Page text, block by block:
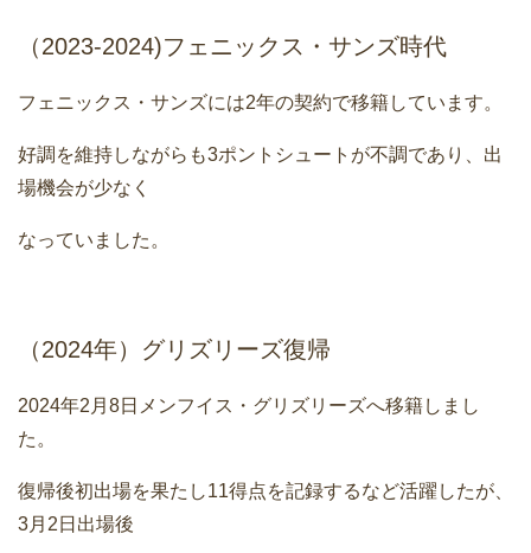
（2023-2024)フェニックス・サンズ時代
フェニックス・サンズには2年の契約で移籍しています。
好調を維持しながらも3ポントシュートが不調であり、出
場機会が少なく
なっていました。
（2024年）グリズリーズ復帰
2024年2月8日メンフイス・グリズリーズへ移籍しまし
た。
復帰後初出場を果たし11得点を記録するなど活躍したが、
3月2日出場後